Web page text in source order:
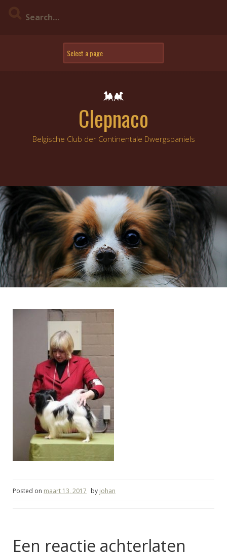
Clepnaco
Belgische Club der Continentale Dwergspaniels
Posted on maart 13, 2017 by johan
Een reactie achterlaten